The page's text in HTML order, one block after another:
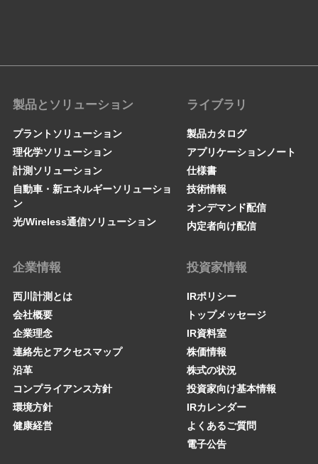
製品とソリューション
プラントソリューション
理化学ソリューション
計測ソリューション
自動車・新エネルギーソリューショ
ン
光/Wireless通信ソリューション
ライブラリ
製品カタログ
アプリケーションノート
仕様書
技術情報
オンデマンド配信
内定者向け配信
企業情報
西川計測とは
会社概要
企業理念
連絡先とアクセスマップ
沿革
コンプライアンス方針
環境方針
健康経営
投資家情報
IRポリシー
トップメッセージ
IR資料室
株価情報
株式の状況
投資家向け基本情報
IRカレンダー
よくあるご質問
電子公告